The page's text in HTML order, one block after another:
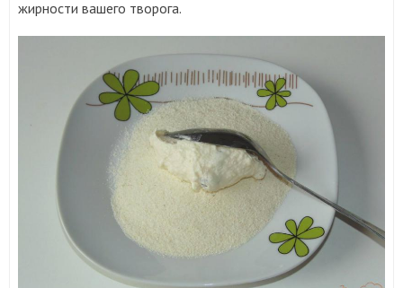
жирности вашего творога.